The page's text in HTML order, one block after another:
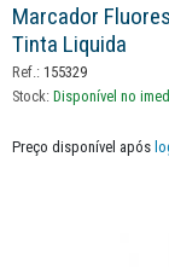
Marcador
Tinta Liquida
Ref.: 155329
Stock: Disponível no
Preço disponível após